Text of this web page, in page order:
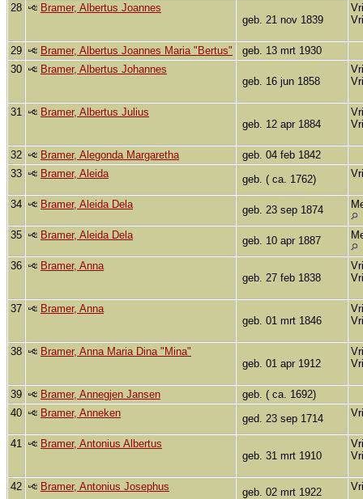
28
Bramer, Albertus Joannes
geb. 21 nov 1839
29 Bramer, Albertus Joannes Maria "Bertus"
geb. 13 mrt 1930
30
Bramer, Albertus Johannes
geb. 16 jun 1858
31
Bramer, Albertus Julius
geb. 12 apr 1884
32 Bramer, Alegonda Margaretha
geb. 04 feb 1842
33
Bramer, Aleida geb. ( ca. 1762)
34 Bramer, Aleida Dela geb. 23 sep 1874
35 Bramer, Aleida Dela geb. 10 apr 1887
36
Bramer, Anna
geb. 27 feb 1838
37
Bramer, Anna
geb. 01 mrt 1846
38
Bramer, Anna Maria Dina "Mina"
geb. 01 apr 1912
39 Bramer, Annegjen Jansen
geb. ( ca. 1692)
40
Bramer, Anneken ged. 23 sep 1714
41
Bramer, Antonius Albertus
geb. 31 mrt 1910
42 Bramer, Antonius Josephus geb. 02 mrt 1922